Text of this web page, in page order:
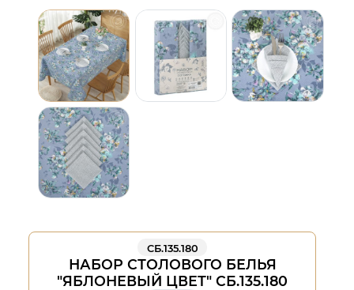
СБ.135.180
НАБОР СТОЛОВОГО БЕЛЬЯ
"ЯБЛОНЕВЫЙ ЦВЕТ" СБ.135.180